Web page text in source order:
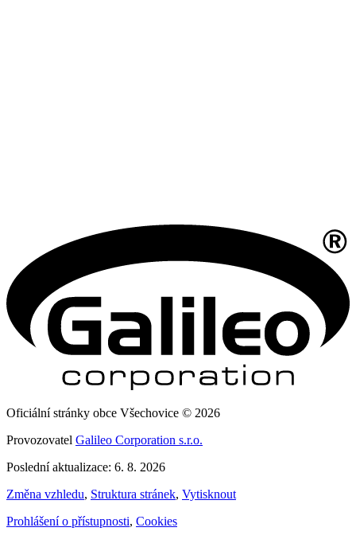
Oficiální stránky obce Všechovice © 2026
Provozovatel Galileo Corporation s.r.o.
Poslední aktualizace: 6. 8. 2026
Změna vzhledu, Struktura stránek, Vytisknout
Prohlášení o přístupnosti, Cookies